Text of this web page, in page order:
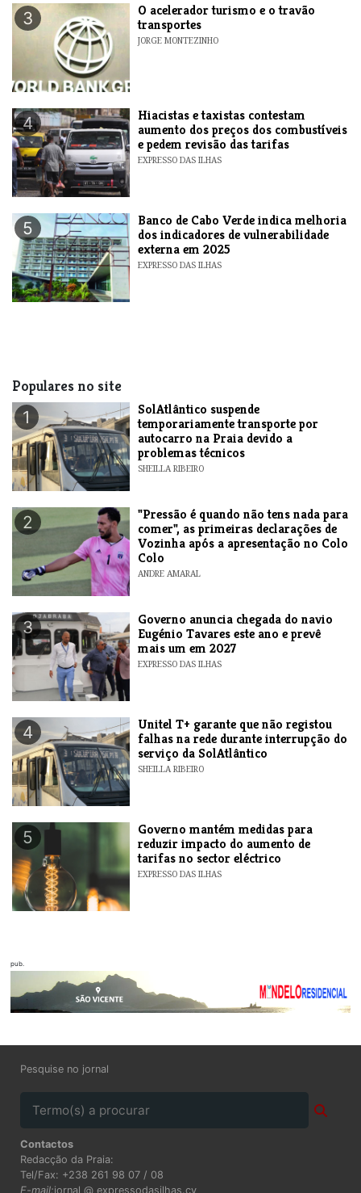
3
O acelerador turismo e o travão
transportes
JORGE MONTEZINHO
4
Hiacistas e taxistas contestam
aumento dos preços dos combustíveis
e pedem revisão das tarifas
EXPRESSO DAS ILHAS
5
Banco de Cabo Verde indica melhoria
dos indicadores de vulnerabilidade
externa em 2025
EXPRESSO DAS ILHAS
Populares no site
1
SolAtlântico suspende
temporariamente transporte por
autocarro na Praia devido a
problemas técnicos
SHEILLA RIBEIRO
2
"Pressão é quando não tens nada para
comer", as primeiras declarações de
Vozinha após a apresentação no Colo
Colo
ANDRE AMARAL
3
Governo anuncia chegada do navio
Eugénio Tavares este ano e prevê
mais um em 2027
EXPRESSO DAS ILHAS
4
Unitel T+ garante que não registou
falhas na rede durante interrupção do
serviço da SolAtlântico
SHEILLA RIBEIRO
5
Governo mantém medidas para
reduzir impacto do aumento de
tarifas no sector eléctrico
EXPRESSO DAS ILHAS
pub.
Pesquise no jornal
Contactos
Redacção da Praia:
Tel/Fax: +238 261 98 07 / 08
E-mail:jornal @ expressodasilhas.cv